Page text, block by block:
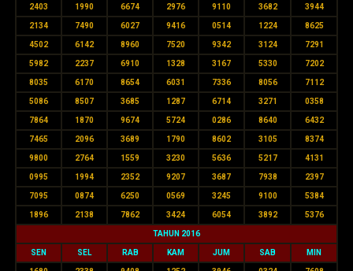
2403 1990 6674 2976 9110 3682 3944
2134 7490 6027 9416 0514 1224 8625
4502 6142 8960 7520 9342 3124 7291
5982 2237 6910 1328 3167 5330 7202
8035 6170 8654 6031 7336 8056 7112
5086 8507 3685 1287 6714 3271 0358
7864 1870 9674 5724 0286 8640 6432
7465 2096 3689 1790 8602 3105 8374
9800 2764 1559 3230 5636 5217 4131
0995 1994 2352 9207 3687 7938 2397
7095 0874 6250 0569 3245 9100 5384
1896 2138 7862 3424 6054 3892 5376
TAHUN 2016
SEN SEL RAB KAM JUM SAB MIN